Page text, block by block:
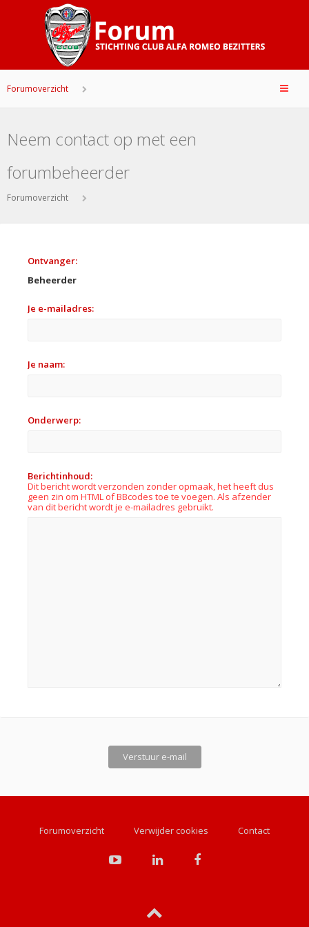
Forumoverzicht
Neem contact op met een
forumbeheerder
Forumoverzicht
Ontvanger:
Beheerder
Je e-mailadres:
Je naam:
Onderwerp:
Berichtinhoud:
Dit bericht wordt verzonden zonder opmaak, het heeft dus
geen zin om HTML of BBcodes toe te voegen. Als afzender
van dit bericht wordt je e-mailadres gebruikt.
Forumoverzicht Verwijder cookies Contact